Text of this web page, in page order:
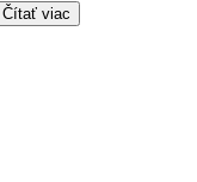
Čítať viac